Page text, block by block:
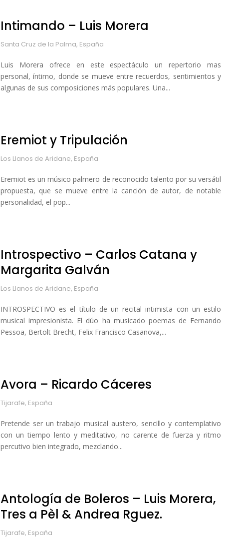
Intimando – Luis Morera
Santa Cruz de la Palma, España
Luis Morera ofrece en este espectáculo un repertorio mas
personal, íntimo, donde se mueve entre recuerdos, sentimientos y
algunas de sus composiciones más populares. Una...
Eremiot y Tripulación
Los Llanos de Aridane, España
Eremiot es un músico palmero de reconocido talento por su versátil
propuesta, que se mueve entre la canción de autor, de notable
personalidad, el pop...
Introspectivo – Carlos Catana y
Margarita Galván
Los Llanos de Aridane, España
INTROSPECTIVO es el título de un recital intimista con un estilo
musical impresionista. El dúo ha musicado poemas de Fernando
Pessoa, Bertolt Brecht, Felix Francisco Casanova,...
Avora – Ricardo Cáceres
Tijarafe, España
Pretende ser un trabajo musical austero, sencillo y contemplativo
con un tiempo lento y meditativo, no carente de fuerza y ritmo
percutivo bien integrado, mezclando...
Antología de Boleros – Luis Morera,
Tres a Pèl & Andrea Rguez.
Tijarafe, España